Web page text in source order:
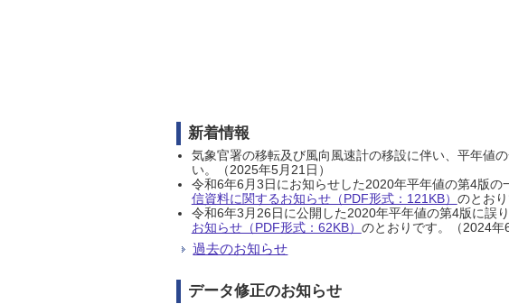
新着情報
気象官署の移転及び風向風速計の移設に伴い、平年値
い。（2025年5月21日）
令和6年6月3日にお知らせした2020年平年値の第4版
信資料に関するお知らせ（PDF形式：121KB） のとお
令和6年3月26日に公開した2020年平年値の第4版に誤
お知らせ（PDF形式：62KB） のとおりです。（2024年6
過去のお知らせ
データ修正のお知らせ